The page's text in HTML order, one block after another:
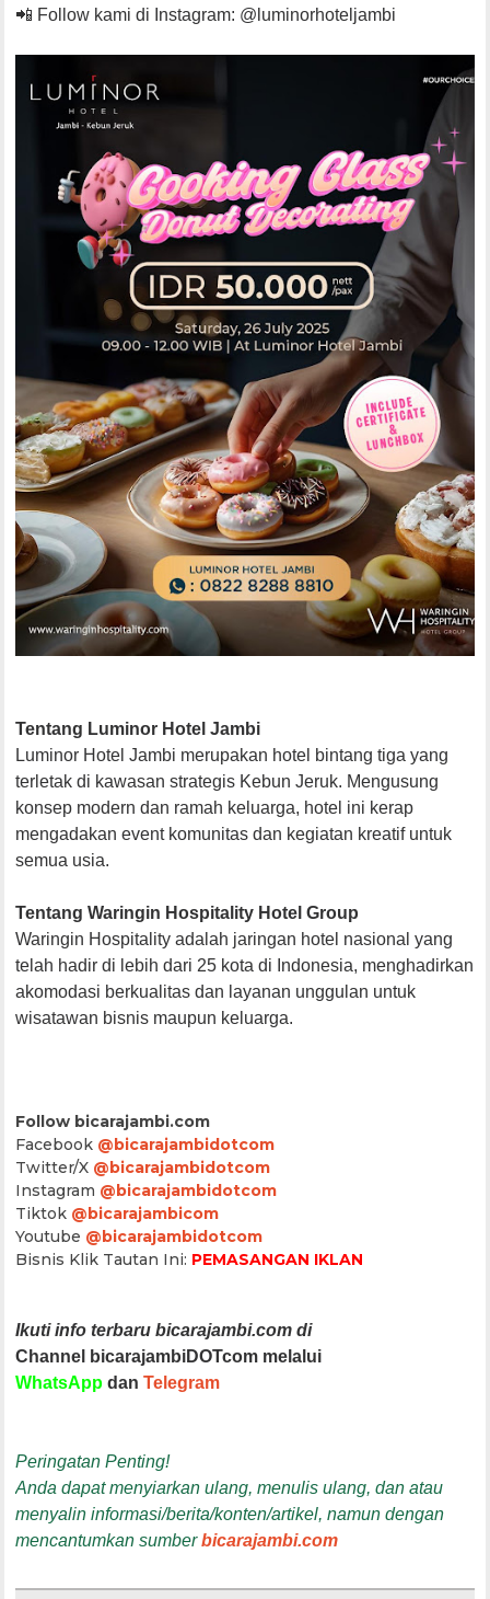
📲 Follow kami di Instagram: @luminorhoteljambi
Tentang Luminor Hotel Jambi
Luminor Hotel Jambi merupakan hotel bintang tiga yang
terletak di kawasan strategis Kebun Jeruk. Mengusung
konsep modern dan ramah keluarga, hotel ini kerap
mengadakan event komunitas dan kegiatan kreatif untuk
semua usia.
Tentang Waringin Hospitality Hotel Group
Waringin Hospitality adalah jaringan hotel nasional yang
telah hadir di lebih dari 25 kota di Indonesia, menghadirkan
akomodasi berkualitas dan layanan unggulan untuk
wisatawan bisnis maupun keluarga.
Follow bicarajambi.com
Facebook @bicarajambidotcom
Twitter/X @bicarajambidotcom
Instagram @bicarajambidotcom
Tiktok @bicarajambicom
Youtube @bicarajambidotcom
Bisnis Klik Tautan Ini: PEMASANGAN IKLAN
Ikuti info terbaru bicarajambi.com di
Channel bicarajambiDOTcom melalui
WhatsApp danTelegram
Peringatan Penting!
Anda dapat menyiarkan ulang, menulis ulang, dan atau
menyalin informasi/berita/konten/artikel, namun dengan
mencantumkan sumberbicarajambi.com